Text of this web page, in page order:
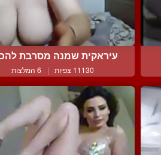
עיראקית שמנה מסרבת
11130 צפיות | 6 המלצות